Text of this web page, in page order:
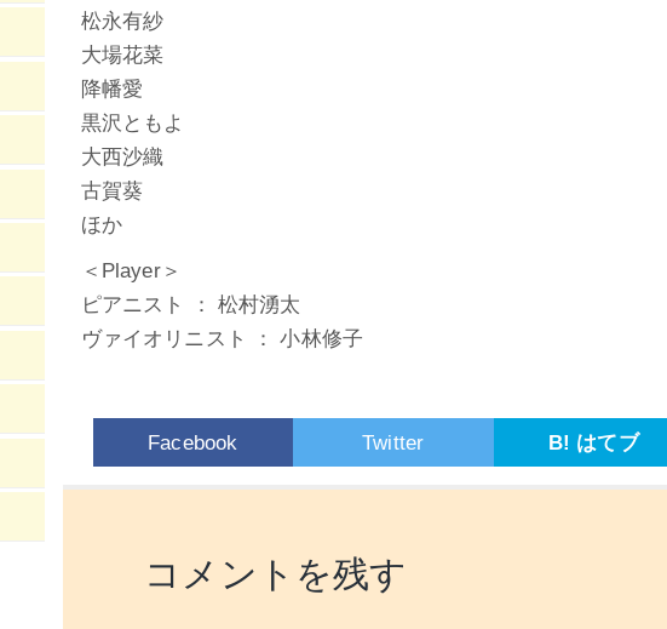
松永有紗
大場花菜
降幡愛
黒沢ともよ
大西沙織
古賀葵
ほか
＜Player＞
ピアニスト ： 松村湧太
ヴァイオリニスト ： 小林修子
Facebook Twitter B! はてブ
コメントを残す